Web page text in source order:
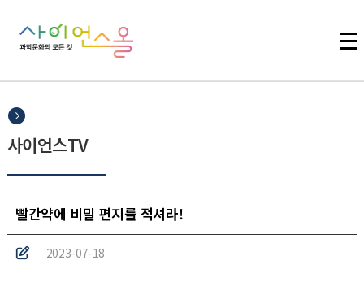
사이언스TV
빨간약에 비밀 편지를 적셔라!
2023-07-18